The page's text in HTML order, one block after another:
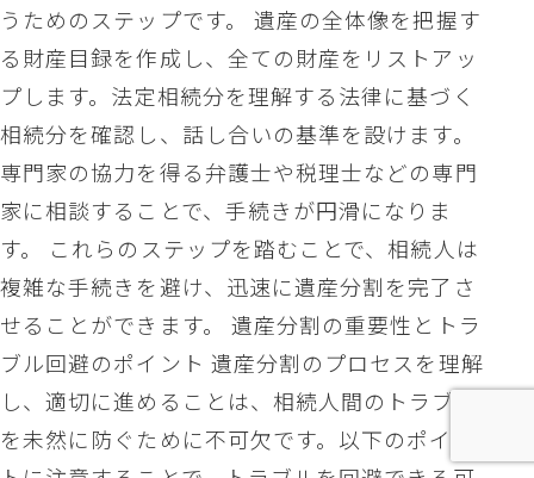
うためのステップです。 遺産の全体像を把握す
る財産目録を作成し、全ての財産をリストアッ
プします。法定相続分を理解する法律に基づく
相続分を確認し、話し合いの基準を設けます。
専門家の協力を得る弁護士や税理士などの専門
家に相談することで、手続きが円滑になりま
す。 これらのステップを踏むことで、相続人は
複雑な手続きを避け、迅速に遺産分割を完了さ
せることができます。 遺産分割の重要性とトラ
ブル回避のポイント 遺産分割のプロセスを理解
し、適切に進めることは、相続人間のトラブル
を未然に防ぐために不可欠です。以下のポイン